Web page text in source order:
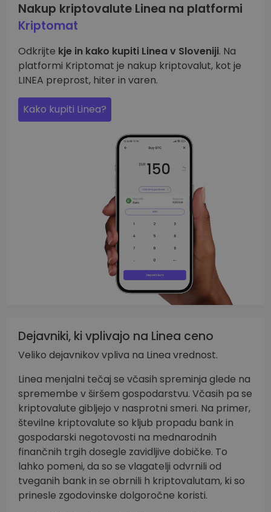
Nakup kriptovalute Linea na platformi
Kriptomat
Odkrijte kje in kako kupiti Linea v Sloveniji. Na
platformi Kriptomat je nakup kriptovalut, kot je
LINEA preprost, hiter in varen.
Kako kupiti Linea?
Dejavniki, ki vplivajo na Linea ceno
Veliko dejavnikov vpliva na Linea vrednost.
Linea menjalni tečaj se včasih spreminja glede na
spremembe v širšem gospodarstvu. Včasih pa se
kriptovalute gibljejo v nasprotni smeri. Na primer,
številne kriptovalute so kljub propadu bank in
gospodarski negotovosti na mednarodnih
finančnih trgih dosegle zavidljive dobičke. To
lahko pomeni, da so se vlagatelji odvrnili od
tveganih bank in se obrnili h kriptovalutam, ki so
prinesle zgodovinske dolgoročne koristi.